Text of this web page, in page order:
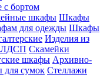
с бортом
шкафы Шкафы
для одежды Шкафы
Изделия из
ЛДСП Скамейки
шкафы Архивно-
сумок Стеллажи